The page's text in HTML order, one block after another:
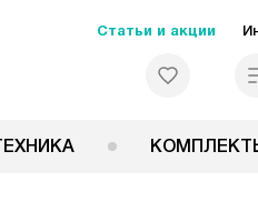
Статьи и акции